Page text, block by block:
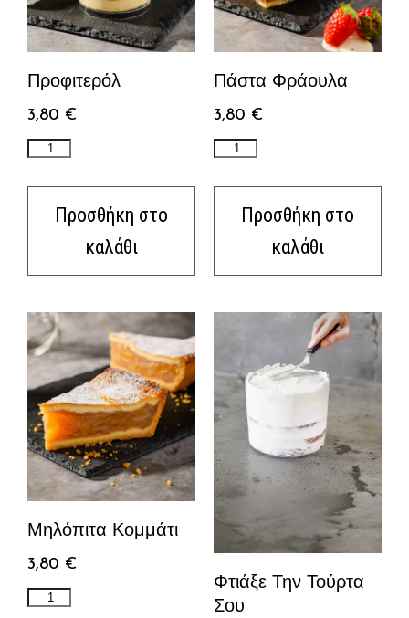
Προφιτερόλ
3,80 €
Προσθήκη στο
καλάθι
Πάστα Φράουλα
3,80 €
Προσθήκη στο
καλάθι
Μηλόπιτα Κομμάτι
3,80 €
Φτιάξε Την Τούρτα
Σου